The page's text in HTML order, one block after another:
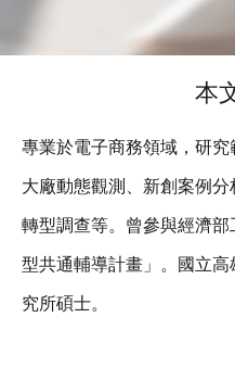
本
專業於電子商務領域，研
大廠動態觀測、新創案例
轉型調查等。曾參與經濟
型共通輔導計畫」。國立
究所碩士。